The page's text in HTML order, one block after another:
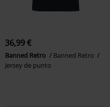
36,99 €
Banned Retro
Banned Retro
Jersey de punto